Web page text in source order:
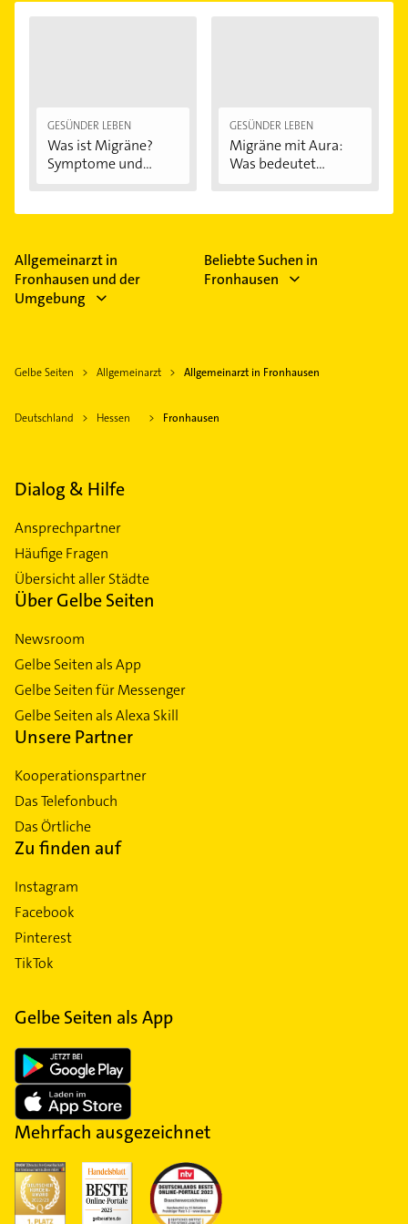
GESÜNDER LEBEN
Was ist Migräne?
Symptome und...
GESÜNDER LEBEN
Migräne mit Aura:
Was bedeutet...
Allgemeinarzt in
Fronhausen und der
Umgebung
Beliebte Suchen in
Fronhausen
Gelbe Seiten Allgemeinarzt Allgemeinarzt in Fronhausen
Deutschland Hessen Fronhausen
Dialog & Hilfe
Ansprechpartner
Häufige Fragen
Übersicht aller Städte
Über Gelbe Seiten
Newsroom
Gelbe Seiten als App
Gelbe Seiten für Messenger
Gelbe Seiten als Alexa Skill
Unsere Partner
Kooperationspartner
Das Telefonbuch
Das Örtliche
Zu finden auf
Instagram
Facebook
Pinterest
TikTok
Gelbe Seiten als App
Mehrfach ausgezeichnet